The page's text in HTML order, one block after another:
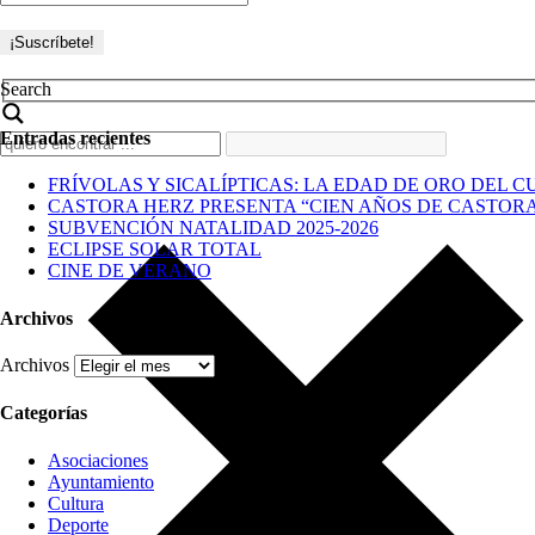
Search
Entradas recientes
FRÍVOLAS Y SICALÍPTICAS: LA EDAD DE ORO DEL
CASTORA HERZ PRESENTA “CIEN AÑOS DE
SUBVENCIÓN NATALIDAD 2025-2026
ECLIPSE SOLAR TOTAL
CINE DE VERANO
Archivos
Archivos
Categorías
Asociaciones
Ayuntamiento
Cultura
Deporte